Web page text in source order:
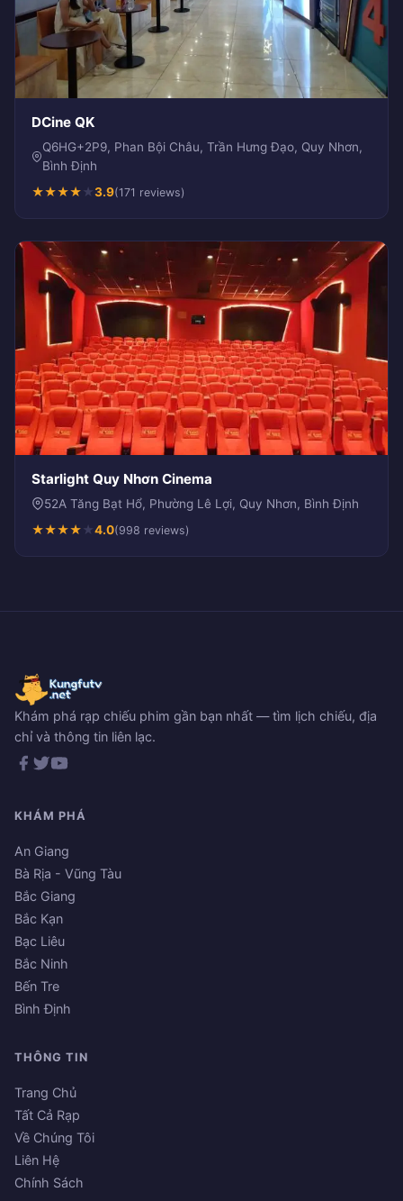
DCine QK
Q6HG+2P9, Phan Bội Châu, Trần Hưng Đạo, Quy Nhơn,
Bình Định
★★★★★3.9(171 reviews)
Starlight Quy Nhơn Cinema
52A Tăng Bạt Hổ, Phường Lê Lợi, Quy Nhơn, Bình Định
★★★★★4.0(998 reviews)
Khám phá rạp chiếu phim gần bạn nhất — tìm lịch chiếu, địa
chỉ và thông tin liên lạc.
KHÁM PHÁ
An Giang
Bà Rịa - Vũng Tàu
Bắc Giang
Bắc Kạn
Bạc Liêu
Bắc Ninh
Bến Tre
Bình Định
THÔNG TIN
Trang Chủ
Tất Cả Rạp
Về Chúng Tôi
Liên Hệ
Chính Sách